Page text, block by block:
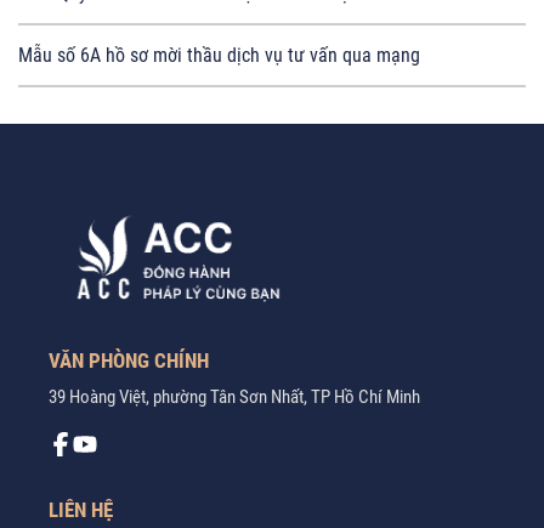
Mẫu số 6A hồ sơ mời thầu dịch vụ tư vấn qua mạng
VĂN PHÒNG CHÍNH
39 Hoàng Việt, phường Tân Sơn Nhất, TP Hồ Chí Minh
LIÊN HỆ